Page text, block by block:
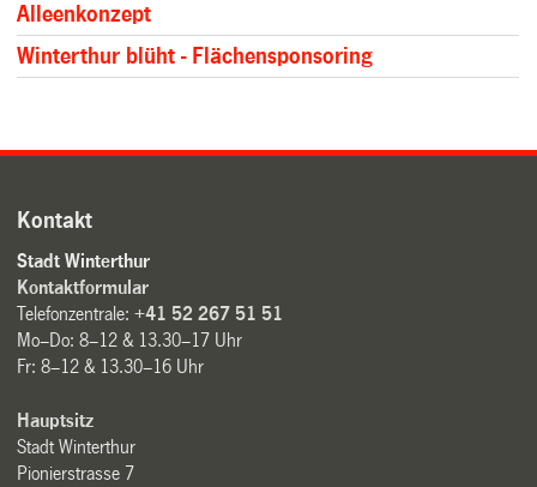
Alleenkonzept
Winterthur blüht - Flächensponsoring
Kontakt
Stadt Winterthur
Kontaktformular
Telefonzentrale:+41 52 267 51 51
Mo–Do: 8–12 & 13.30–17 Uhr
Fr: 8–12 & 13.30–16 Uhr
Hauptsitz
Stadt Winterthur
Pionierstrasse 7